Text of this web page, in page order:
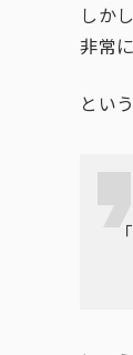
しか
非常
とい